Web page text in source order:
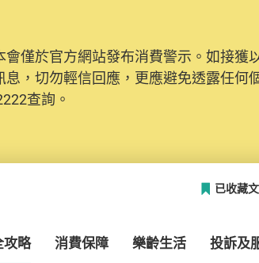
僅於官方網站發布消費警示。如接獲
，切勿輕信回應，更應避免透露任何
查詢。
已收藏
攻略 消費保障 樂齡生活 投訴及